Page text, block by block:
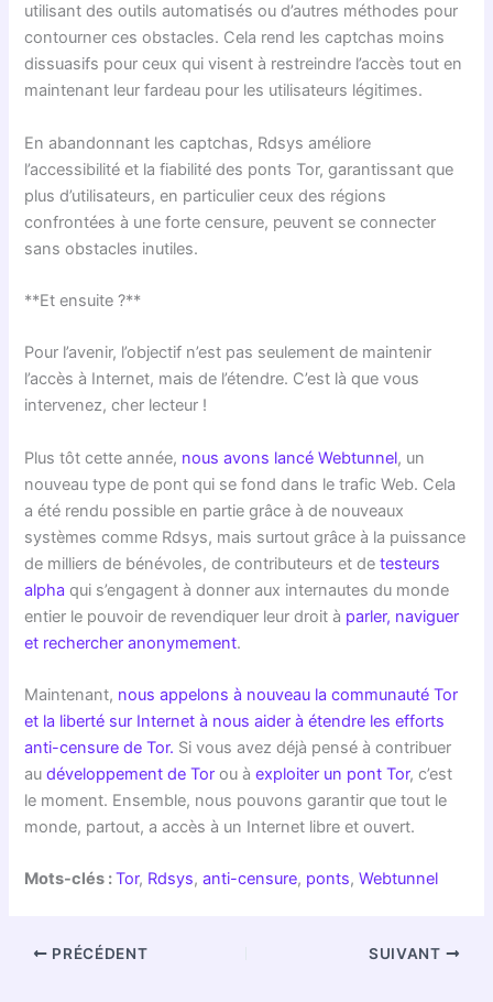
utilisant des outils automatisés ou d’autres méthodes pour
contourner ces obstacles. Cela rend les captchas moins
dissuasifs pour ceux qui visent à restreindre l’accès tout en
maintenant leur fardeau pour les utilisateurs légitimes.
En abandonnant les captchas, Rdsys améliore
l’accessibilité et la fiabilité des ponts Tor, garantissant que
plus d’utilisateurs, en particulier ceux des régions
confrontées à une forte censure, peuvent se connecter
sans obstacles inutiles.
**Et ensuite ?**
Pour l’avenir, l’objectif n’est pas seulement de maintenir
l’accès à Internet, mais de l’étendre. C’est là que vous
intervenez, cher lecteur !
Plus tôt cette année, nous avons lancé Webtunnel, un
nouveau type de pont qui se fond dans le trafic Web. Cela
a été rendu possible en partie grâce à de nouveaux
systèmes comme Rdsys, mais surtout grâce à la puissance
de milliers de bénévoles, de contributeurs et detesteurs
alpha qui s’engagent à donner aux internautes du monde
entier le pouvoir de revendiquer leur droit à parler, naviguer
et rechercher anonymement.
Maintenant, nous appelons à nouveau la communauté Tor
et la liberté sur Internet à nous aider à étendre les efforts
anti-censure de Tor. Si vous avez déjà pensé à contribuer
audéveloppement de Tor ou àexploiter un pont Tor, c’est
le moment. Ensemble, nous pouvons garantir que tout le
monde, partout, a accès à un Internet libre et ouvert.
Mots-clés :Tor, Rdsys,anti-censure, ponts,Webtunnel
PRÉCÉDENT SUIVANT